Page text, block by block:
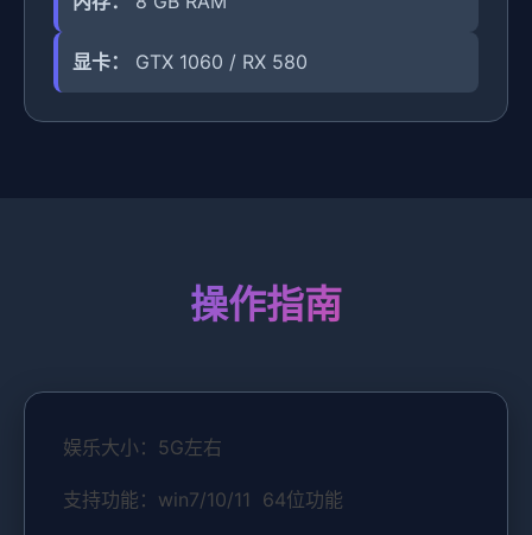
显卡： GTX 1060 / RX 580
操作指南
娱乐大小：5G左右
支持功能：win7/10/11 64位功能